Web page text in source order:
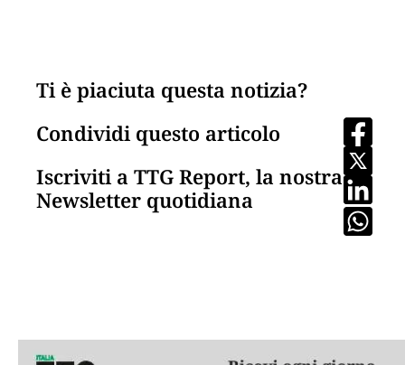
Ti è piaciuta questa notizia?
Condividi questo articolo
Iscriviti a TTG Report, la nostra
Newsletter quotidiana